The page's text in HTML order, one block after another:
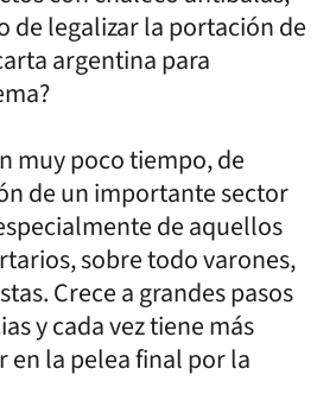
de legalizar la portación de
argentina para
muy poco tiempo, de
de un importante sector
de aquellos
sobre todo varones,
Crece a grandes pasos
y cada vez tiene más
en la pelea final por la